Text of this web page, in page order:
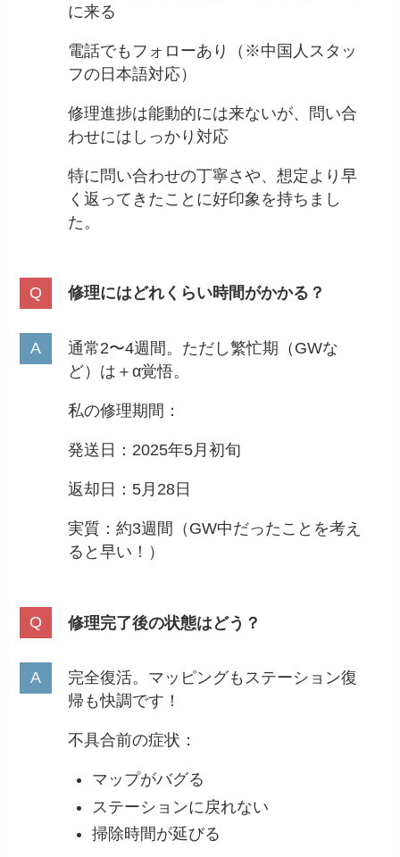
に来る
電話でもフォローあり（※中国人スタッ
フの日本語対応）
修理進捗は能動的には来ないが、問い合
わせにはしっかり対応
特に問い合わせの丁寧さや、想定より早
く返ってきたことに好印象を持ちまし
た。
修理にはどれくらい時間がかかる？
通常2〜4週間。ただし繁忙期（GWな
ど）は＋α覚悟。
私の修理期間：
発送日：2025年5月初旬
返却日：5月28日
実質：約3週間（GW中だったことを考え
ると早い！）
修理完了後の状態はどう？
完全復活。マッピングもステーション復
帰も快調です！
不具合前の症状：
マップがバグる
ステーションに戻れない
掃除時間が延びる